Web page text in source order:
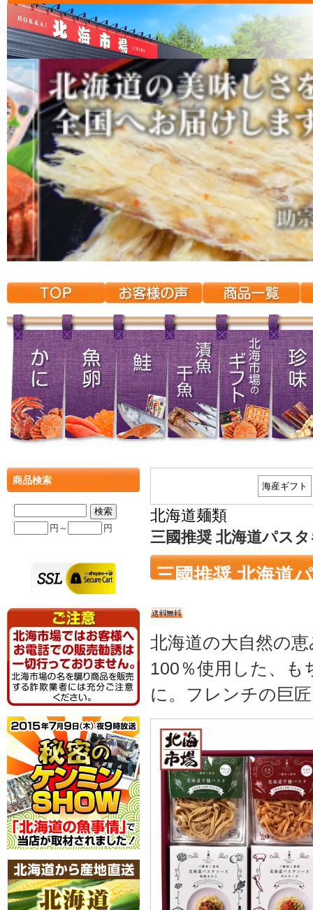
海産ギフト
北海道麺類
三國推奨 北海道パス
三國推奨 北海道
北海道の大自然の
100％使用した、も
に。フレンチの巨
商品検索
円～ 円